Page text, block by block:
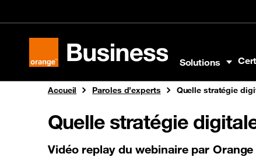
Orange Business
Solutions
Accueil Paroles d’experts Quelle stratégie
Quelle stratégie
Vidéo replay du webinaire par